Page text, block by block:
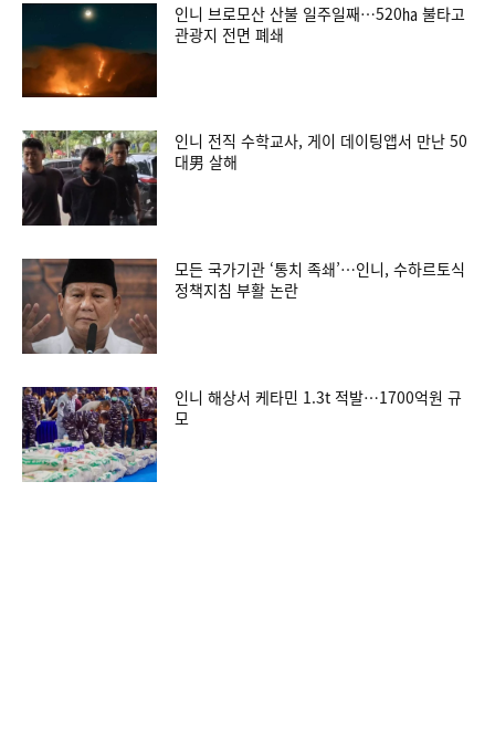
인니 브로모산 산불 일주일째…520㏊ 불타고
관광지 전면 폐쇄
인니 전직 수학교사, 게이 데이팅앱서 만난 50
대男 살해
모든 국가기관 ‘통치 족쇄’…인니, 수하르토식
정책지침 부활 논란
인니 해상서 케타민 1.3t 적발…1700억원 규
모